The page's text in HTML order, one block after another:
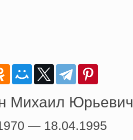
Михаил Юрьевич
— 18.04.1995